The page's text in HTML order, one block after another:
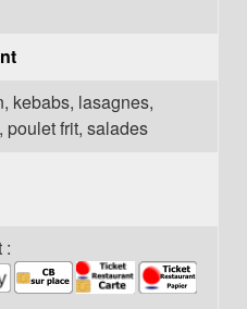
kebabs, lasagnes,
poulet frit, salades
: